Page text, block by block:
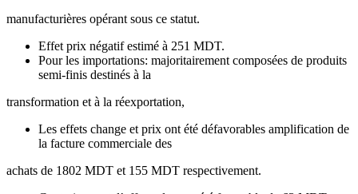
manufacturières opérant sous ce statut.
Effet prix négatif estimé à 251 MDT.
Pour les importations: majoritairement composées de produits
semi-finis destinés à la
transformation et à la réexportation,
Les effets change et prix ont été défavorables amplification de
la facture commerciale des
achats de 1802 MDT et 155 MDT respectivement.